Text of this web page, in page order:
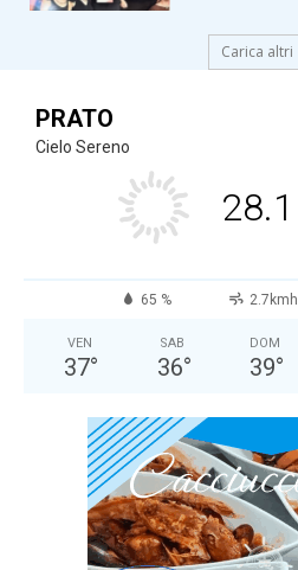
Carica altri
PRATO
Cielo Sereno
28.1
65 % 2.7kmh
VEN
37°
SAB
36°
DOM
39°